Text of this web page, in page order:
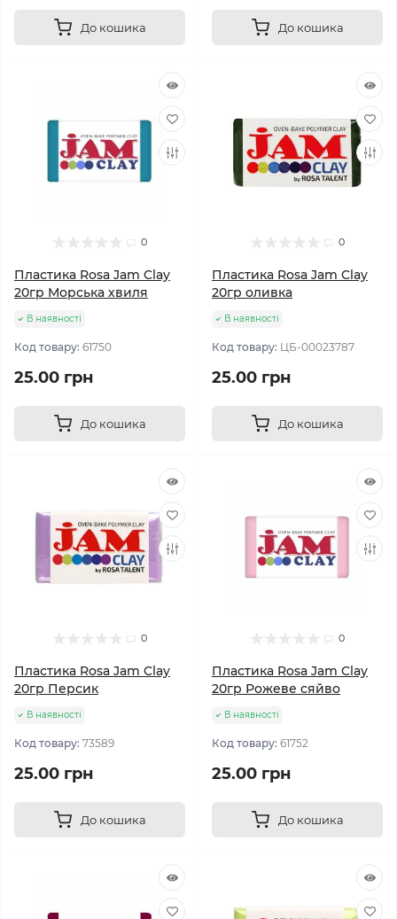
До кошика До кошика
0
Пластика Rosa Jam Clay
20гр Морська хвиля
В наявності
Код товару: 61750
25.00 грн
До кошика
0
Пластика Rosa Jam Clay
20гр оливка
В наявності
Код товару: ЦБ-00023787
25.00 грн
До кошика
0
Пластика Rosa Jam Clay
20гр Персик
В наявності
Код товару: 73589
25.00 грн
До кошика
0
Пластика Rosa Jam Clay
20гр Рожеве сяйво
В наявності
Код товару: 61752
25.00 грн
До кошика